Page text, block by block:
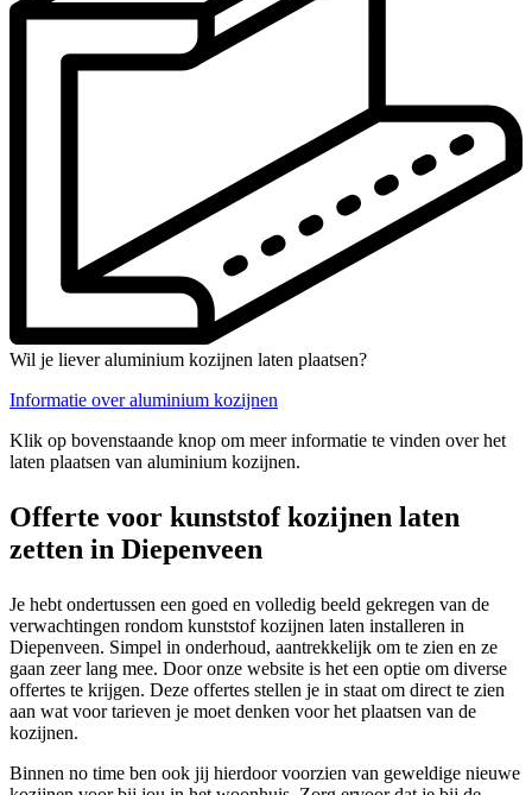
Wil je liever aluminium kozijnen laten plaatsen?
Informatie over aluminium kozijnen
Klik op bovenstaande knop om meer informatie te vinden over het
laten plaatsen van aluminium kozijnen.
Offerte voor kunststof kozijnen laten
zetten in Diepenveen
Je hebt ondertussen een goed en volledig beeld gekregen van de
verwachtingen rondom kunststof kozijnen laten installeren in
Diepenveen. Simpel in onderhoud, aantrekkelijk om te zien en ze
gaan zeer lang mee. Door onze website is het een optie om diverse
offertes te krijgen. Deze offertes stellen je in staat om direct te zien
aan wat voor tarieven je moet denken voor het plaatsen van de
kozijnen.
Binnen no time ben ook jij hierdoor voorzien van geweldige nieuwe